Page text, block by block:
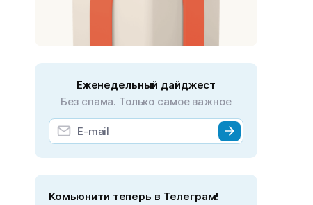
Еженедельный дайджест
Без спама. Только самое важное
Комьюнити теперь в Телеграм!